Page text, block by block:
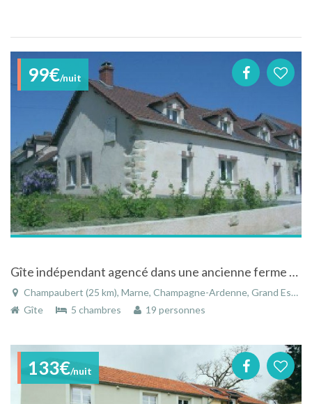
99€/nuit
Gîte indépendant agencé dans une ancienne ferme rénovée à Champaubert
Champaubert (25 km), Marne, Champagne-Ardenne, Grand Est, France
Gîte
5 chambres 19 personnes
133€/nuit